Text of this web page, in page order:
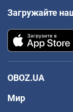
Загружайте
OBOZ.UA
Мир